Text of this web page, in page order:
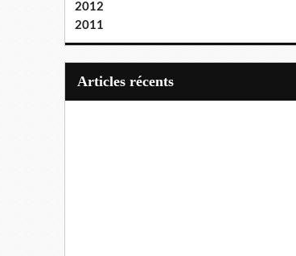
2012
2011
articles récents